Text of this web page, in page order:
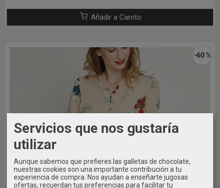
Añadir a Carrito
-60 %
Servicios que nos gustaría
utilizar
Aunque sabemos que prefieres las galletas de chocolate,
nuestras cookies son una importante contribución a tu
experiencia de compra. Nos ayudan a enseñarte jugosas
ofertas, recuerdan tus preferencias para facilitar tu